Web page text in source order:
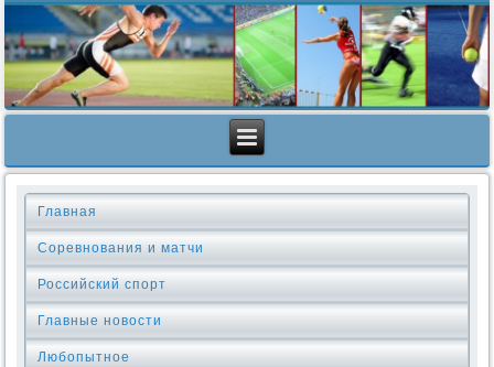
Главная
Соревнования и матчи
Российский спорт
Главные новости
Любопытное